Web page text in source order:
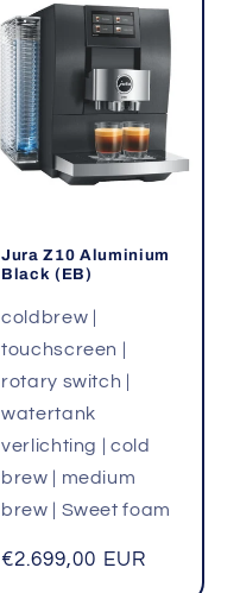
Jura Z10 Aluminium
Black (EB)
coldbrew |
touchscreen |
rotary switch |
watertank
verlichting | cold
brew | medium
brew | Sweet foam
Normale
€2.699,00 EUR